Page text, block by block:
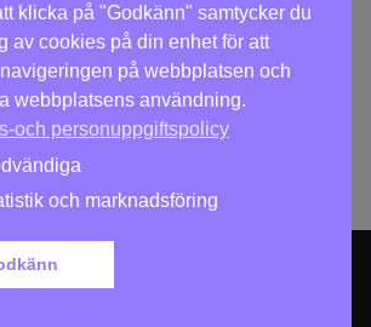
| 26 nov
| 2-3 dec
utbildningar
klicka på "Godkänn" samtycker du
av cookies på din enhet för att
på webbplatsen och
webbplatsens användning.
och personuppgiftspolicy
och marknadsföring
och marknadsföring